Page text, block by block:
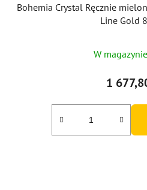
Bohemia Crystal Ręcznie
Line Gold
W magazynie
1